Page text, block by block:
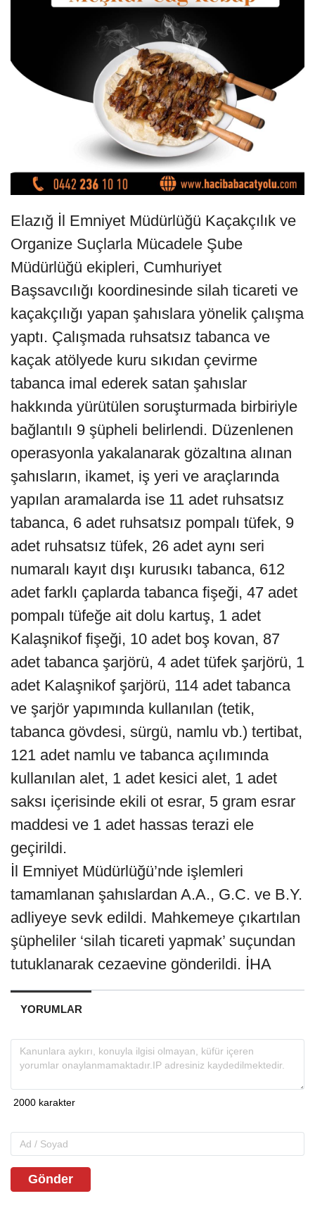
Elazığ İl Emniyet Müdürlüğü Kaçakçılık ve
Organize Suçlarla Mücadele Şube
Müdürlüğü ekipleri, Cumhuriyet
Başsavcılığı koordinesinde silah ticareti ve
kaçakçılığı yapan şahıslara yönelik çalışma
yaptı. Çalışmada ruhsatsız tabanca ve
kaçak atölyede kuru sıkıdan çevirme
tabanca imal ederek satan şahıslar
hakkında yürütülen soruşturmada birbiriyle
bağlantılı 9 şüpheli belirlendi. Düzenlenen
operasyonla yakalanarak gözaltına alınan
şahısların, ikamet, iş yeri ve araçlarında
yapılan aramalarda ise 11 adet ruhsatsız
tabanca, 6 adet ruhsatsız pompalı tüfek, 9
adet ruhsatsız tüfek, 26 adet aynı seri
numaralı kayıt dışı kurusıkı tabanca, 612
adet farklı çaplarda tabanca fişeği, 47 adet
pompalı tüfeğe ait dolu kartuş, 1 adet
Kalaşnikof fişeği, 10 adet boş kovan, 87
adet tabanca şarjörü, 4 adet tüfek şarjörü, 1
adet Kalaşnikof şarjörü, 114 adet tabanca
ve şarjör yapımında kullanılan (tetik,
tabanca gövdesi, sürgü, namlu vb.) tertibat,
121 adet namlu ve tabanca açılımında
kullanılan alet, 1 adet kesici alet, 1 adet
saksı içerisinde ekili ot esrar, 5 gram esrar
maddesi ve 1 adet hassas terazi ele
geçirildi.
İl Emniyet Müdürlüğü’nde işlemleri
tamamlanan şahıslardan A.A., G.C. ve B.Y.
adliyeye sevk edildi. Mahkemeye çıkartılan
şüpheliler ‘silah ticareti yapmak’ suçundan
tutuklanarak cezaevine gönderildi. İHA
YORUMLAR
Gönder